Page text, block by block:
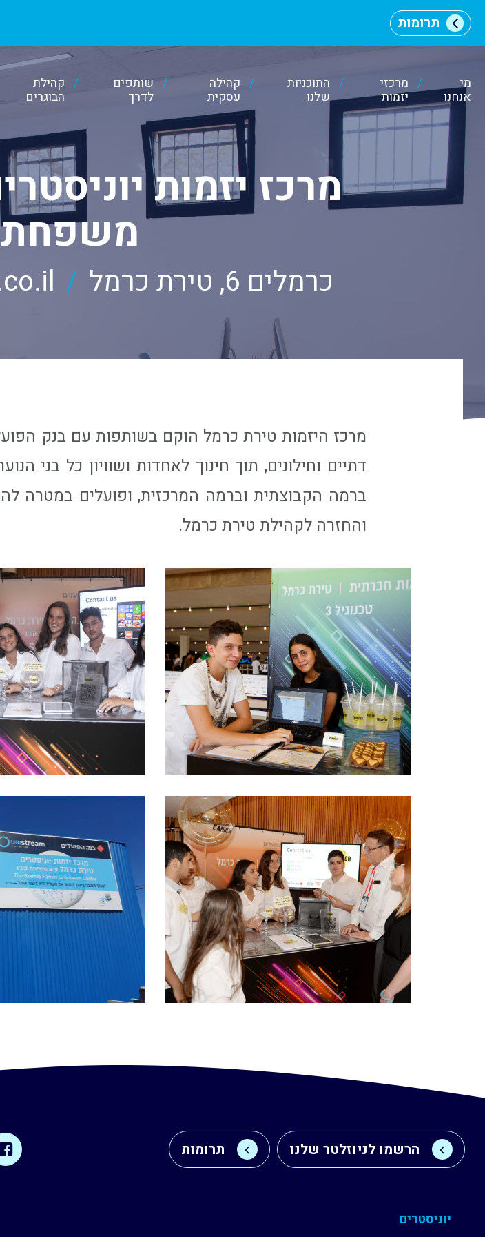
תרומות
מי
אנחנו
מרכזי
יזמות
התוכניות
שלנו
קהילה
עסקית
שותפים
לדרך
קהילת
הבוגרים
מרכזי
מרכז יזמות
משפחת
כרמלים 6, טירת כרמל /
מרכז היזמות טירת כרמל הוקם בשותפות עם בנק
דתיים וחילונים, תוך חינוך לאחדות ושוויון כל בני
ברמה הקבוצתית וברמה המרכזית, ופועלים במטרה
והחזרה לקהילת טירת כרמל.
הרשמו לניוזלטר שלנו תרומות
יוניסטרים